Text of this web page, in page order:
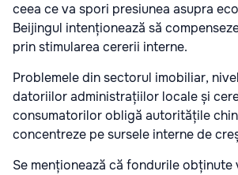
ceea ce va spori presiunea asupra
Beijingul intenționează să
prin stimularea cererii interne.
Problemele din sectorul imobiliar,
datoriilor administrațiilor locale și
consumatorilor obligă autoritățile
concentreze pe sursele interne de
Se menționează că fondurile